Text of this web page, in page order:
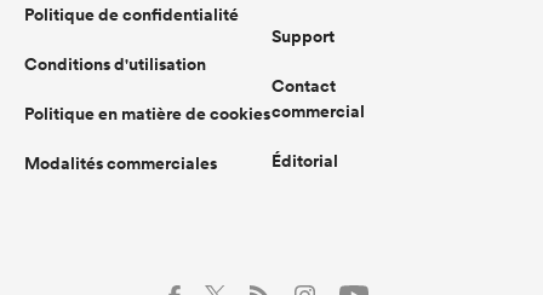
Politique de confidentialité
Conditions d'utilisation
Politique en matière de cookies
Modalités commerciales
Support
Contact
commercial
Éditorial